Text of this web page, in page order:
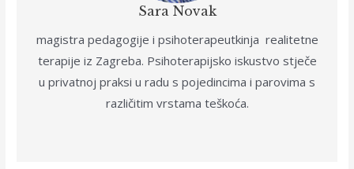
Sara Novak
magistra pedagogije i psihoterapeutkinja realitetne
terapije iz Zagreba. Psihoterapijsko iskustvo stječe
u privatnoj praksi u radu s pojedincima i parovima s
različitim vrstama teškoća.